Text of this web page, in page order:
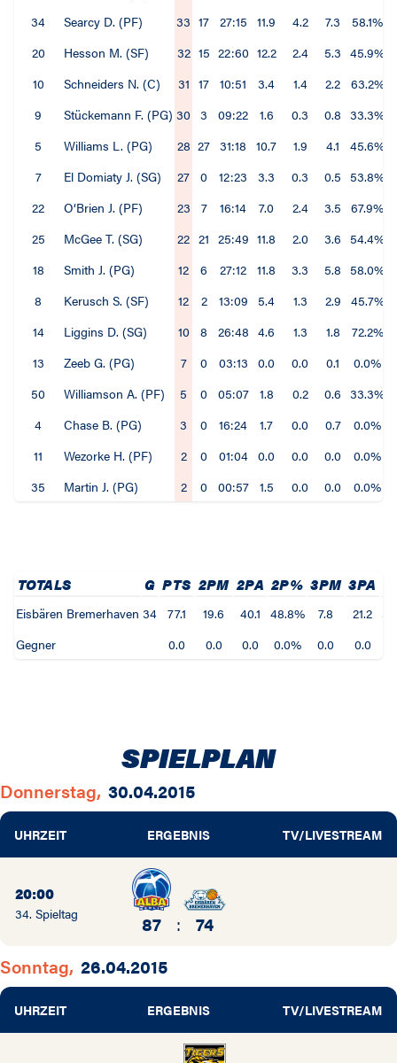
34
Searcy D. (PF) 33 17 27:15 11.9 4.2 7.3 58.1%
20
Hesson M. (SF) 32 15 22:60 12.2 2.4 5.3 45.9%
10
Schneiders N. (C) 31 17 10:51 3.4 1.4 2.2 63.2%
9
Stückemann F. (PG) 30 3 09:22 1.6 0.3 0.8 33.3%
5
Williams L. (PG) 28 27 31:18 10.7 1.9 4.1
45.6%
7
El Domiaty J. (SG) 27 0 12:23 3.3 0.3 0.5 53.8%
22
O‘Brien J. (PF) 23 7 16:14 7.0 2.4 3.5 67.9%
25
McGee T. (SG) 22 21 25:49 11.8 2.0 3.6 54.4%
18
Smith J. (PG) 12 6 27:12 11.8 3.3 5.8 58.0%
8
Kerusch S. (SF) 12 2 13:09 5.4 1.3 2.9 45.7%
14
Liggins D. (SG) 10 8 26:48 4.6 1.3 1.8 72.2%
13
Zeeb G. (PG) 7 0 03:13 0.0 0.0 0.1 0.0%
50
Williamson A. (PF) 5 0 05:07 1.8 0.2 0.6 33.3%
4
Chase B. (PG) 3 0 16:24 1.7 0.0 0.7 0.0%
11
Wezorke H. (PF) 2 0 01:04 0.0 0.0 0.0 0.0%
35
Martin J. (PG) 2 0 00:57 1.5 0.0 0.0 0.0%
TOTALS G PTS 2PM 2PA 2P% 3PM 3PA
Eisbären Bremerhaven 34 77.1 19.6 40.1 48.8% 7.8 21.2
Gegner
0.0 0.0 0.0 0.0% 0.0 0.0
SPIELPLAN
Donnerstag, 30.04.2015
UHRZEIT ERGEBNIS TV/LIVESTREAM
20:00
34. Spieltag 87 :
74
Sonntag, 26.04.2015
UHRZEIT ERGEBNIS TV/LIVESTREAM